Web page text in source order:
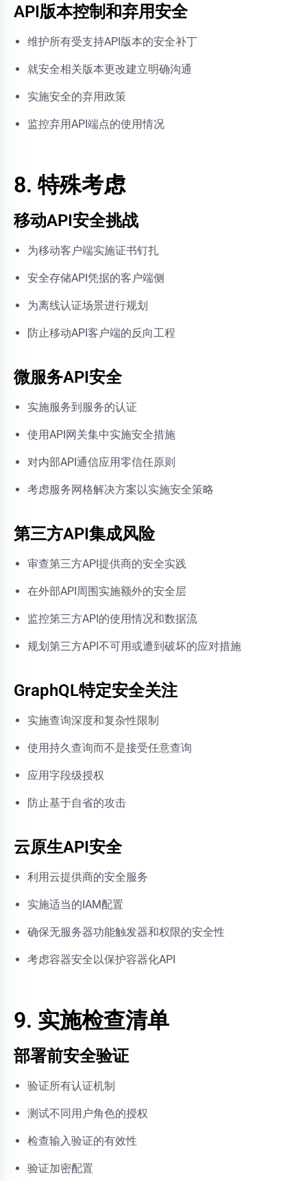
API版本控制和弃用安全
维护所有受支持API版本的安全补丁
就安全相关版本更改建立明确沟通
实施安全的弃用政策
监控弃用API端点的使用情况
8. 特殊考虑
移动API安全挑战
为移动客户端实施证书钉扎
安全存储API凭据的客户端侧
为离线认证场景进行规划
防止移动API客户端的反向工程
微服务API安全
实施服务到服务的认证
使用API网关集中实施安全措施
对内部API通信应用零信任原则
考虑服务网格解决方案以实施安全策略
第三方API集成风险
审查第三方API提供商的安全实践
在外部API周围实施额外的安全层
监控第三方API的使用情况和数据流
规划第三方API不可用或遭到破坏的应对措施
GraphQL特定安全关注
实施查询深度和复杂性限制
使用持久查询而不是接受任意查询
应用字段级授权
防止基于自省的攻击
云原生API安全
利用云提供商的安全服务
实施适当的IAM配置
确保无服务器功能触发器和权限的安全性
考虑容器安全以保护容器化API
9. 实施检查清单
部署前安全验证
验证所有认证机制
测试不同用户角色的授权
检查输入验证的有效性
验证加密配置